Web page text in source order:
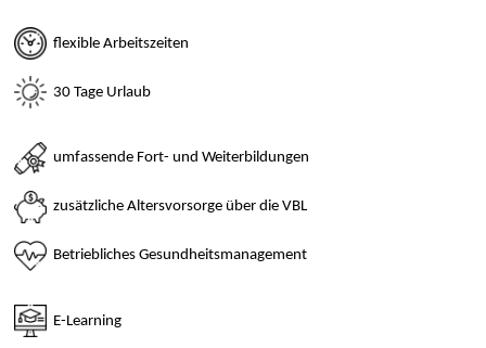
flexible Arbeitszeiten
30 Tage Urlaub
umfassende Fort- und Weiterbildungen
zusätzliche Altersvorsorge über die VBL
Betriebliches Gesundheitsmanagement
E-Learning